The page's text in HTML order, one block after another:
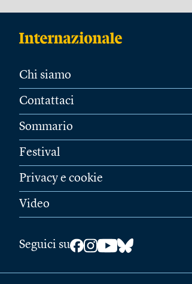
Chi siamo
Contattaci
Sommario
Festival
Privacy e cookie
Video
Seguici su